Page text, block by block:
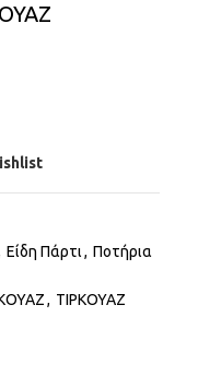
Είδη Πάρτι, Ποτήρια
, ΤΙΡΚΟΥΑΖ